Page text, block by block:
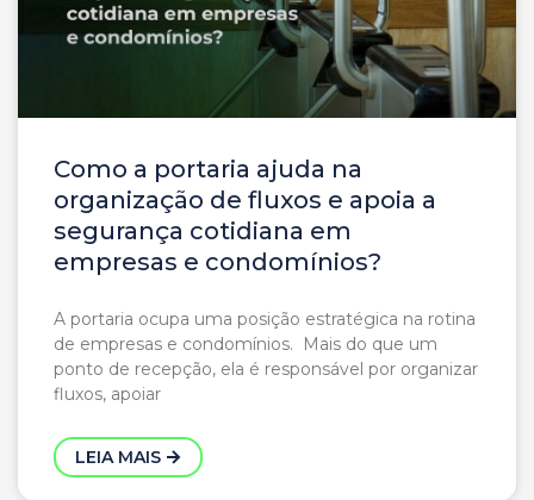
Como a portaria ajuda na
organização de fluxos e apoia a
segurança cotidiana em
empresas e condomínios?
A portaria ocupa uma posição estratégica na rotina
de empresas e condomínios. Mais do que um
ponto de recepção, ela é responsável por organizar
fluxos, apoiar
LEIA MAIS